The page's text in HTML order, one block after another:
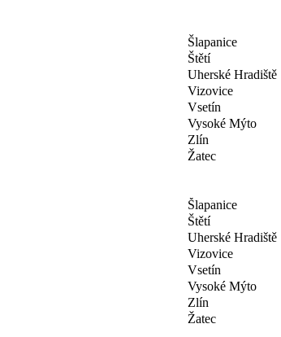
Šlapanice
Štětí
Uherské Hradiště
Vizovice
Vsetín
Vysoké Mýto
Zlín
Žatec
Šlapanice
Štětí
Uherské Hradiště
Vizovice
Vsetín
Vysoké Mýto
Zlín
Žatec